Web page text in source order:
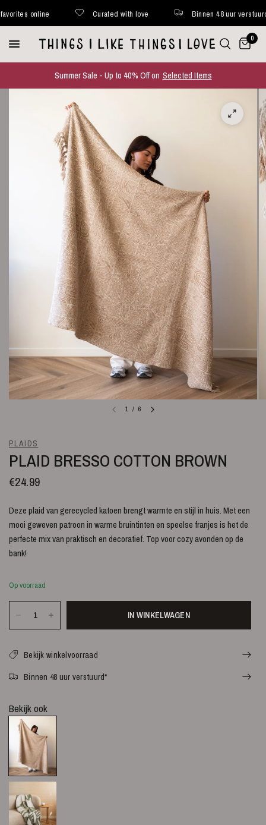
online Curated with love Binnen 48 uur verstuurd*
0
Summer Sale - Up to 40% Off on Selected Items
1 / 6
PLAIDS
PLAID BRESSO COTTON BROWN
€24.99
Deze plaid van gerecycled katoen brengt warmte en stijl in huis. Met een
mooi geweven patroon in warme bruintinten en speelse franjes is het de
perfecte mix van praktisch en decoratief. Top voor cozy avonden op de
bank!
Op voorraad
IN WINKELWAGEN
Bekijk winkelvoorraad
Binnen 48 uur verstuurd*
Bekijk ook